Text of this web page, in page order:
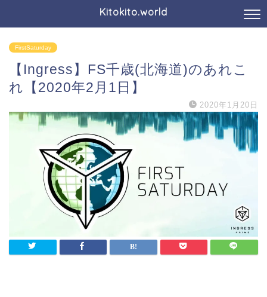
Kitokito.world
FirstSaturday
【Ingress】FS千歳(北海道)のあれこ
れ【2020年2月1日】
2020年1月20日